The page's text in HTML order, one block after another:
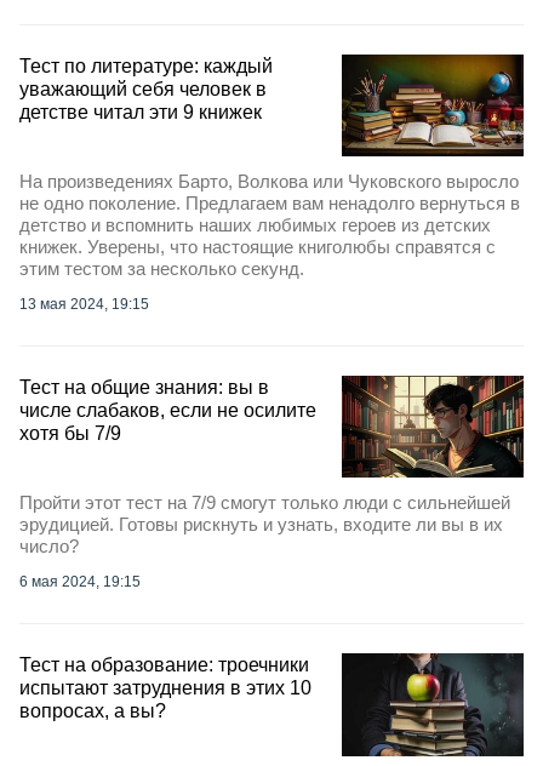
Тест по литературе: каждый
уважающий себя человек в
детстве читал эти 9 книжек
На произведениях Барто, Волкова или Чуковского выросло
не одно поколение. Предлагаем вам ненадолго вернуться в
детство и вспомнить наших любимых героев из детских
книжек. Уверены, что настоящие книголюбы справятся с
этим тестом за несколько секунд.
13 мая 2024, 19:15
Тест на общие знания: вы в
числе слабаков, если не осилите
хотя бы 7/9
Пройти этот тест на 7/9 смогут только люди с сильнейшей
эрудицией. Готовы рискнуть и узнать, входите ли вы в их
число?
6 мая 2024, 19:15
Тест на образование: троечники
испытают затруднения в этих 10
вопросах, а вы?